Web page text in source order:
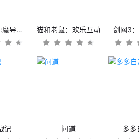
妖精的尾巴:魔导少年 猫和老鼠：欢乐互动 剑网3
记 问道 多多